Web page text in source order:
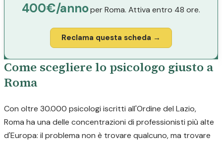
400€/annoper Roma. Attiva entro 48 ore.
Reclama questa scheda →
Come scegliere lo psicologo giusto a
Roma
Con oltre 30.000 psicologi iscritti all'Ordine del Lazio,
Roma ha una delle concentrazioni di professionisti più alte
d'Europa: il problema non è trovare qualcuno, ma trovare